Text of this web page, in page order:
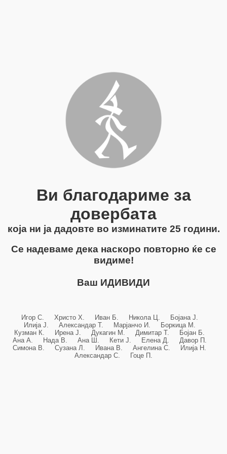
Ви благодариме за
довербата
која ни ја дадовте во изминатите 25 години.
Се надеваме дека наскоро повторно ќе се
видиме!
Ваш ИДИВИДИ
Игор С. Христо Х. Иван Б. Никола Ц. Бојана Ј.
Илија Ј. Александар Т. Марјанчо И. Боркица М.
Кузман К. Ирена Ј. Дукагин М. Димитар Т. Бојан Б.
Ана А. Нада В. Ана Ш. Кети Ј. Елена Д. Давор П.
Симона В. Сузана Л. Ивана В. Ангелина С. Илија Н.
Александар С. Гоце П.